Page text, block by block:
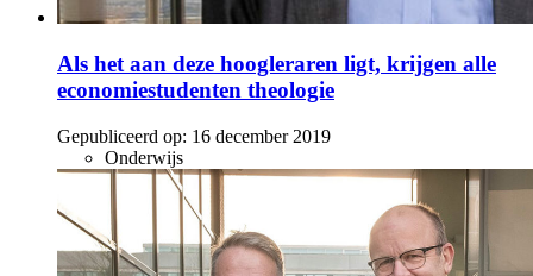
Als het aan deze hoogleraren ligt, krijgen alle
economiestudenten theologie
Gepubliceerd op: 16 december 2019
Onderwijs